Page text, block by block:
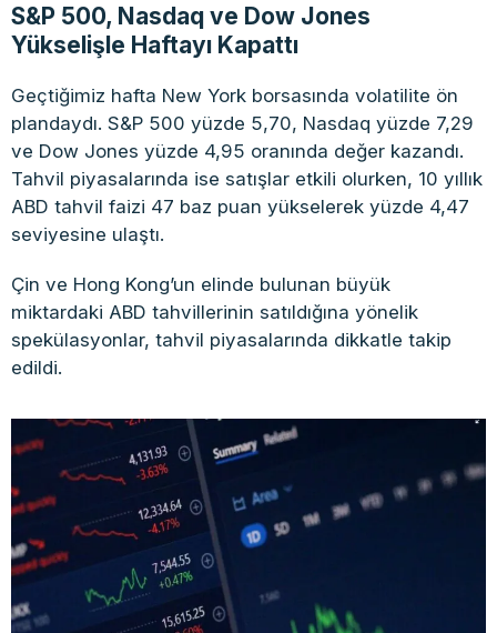
S&P 500, Nasdaq ve Dow Jones
Yükselişle Haftayı Kapattı
Geçtiğimiz hafta New York borsasında volatilite ön
plandaydı. S&P 500 yüzde 5,70, Nasdaq yüzde 7,29
ve Dow Jones yüzde 4,95 oranında değer kazandı.
Tahvil piyasalarında ise satışlar etkili olurken, 10 yıllık
ABD tahvil faizi 47 baz puan yükselerek yüzde 4,47
seviyesine ulaştı.
Çin ve Hong Kong’un elinde bulunan büyük
miktardaki ABD tahvillerinin satıldığına yönelik
spekülasyonlar, tahvil piyasalarında dikkatle takip
edildi.